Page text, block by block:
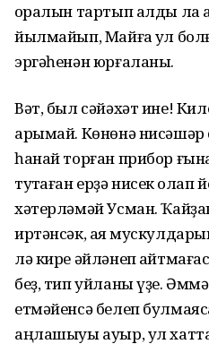
ҡоралын тартып алды ла
йылмайып, Майға ҡул
эргәһенән юрғаланы.
Вәт, был сәйәхәт ине!
арымай. Көнөнә нисәшәр
һанай торған прибор
туҡтаған ерҙә нисек ҡолап
хәтерләмәй Усман.
иртәнсәк, аяҡ
лә кире әйләнеп
беҙ, тип уйланы үҙе.
етмәйенсә белеп
аңлашыуы ауыр, ул